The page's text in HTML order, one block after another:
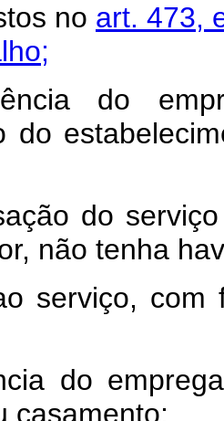
no art. 473,
do
do
do
não tenha
serviço, com
do
casamento;